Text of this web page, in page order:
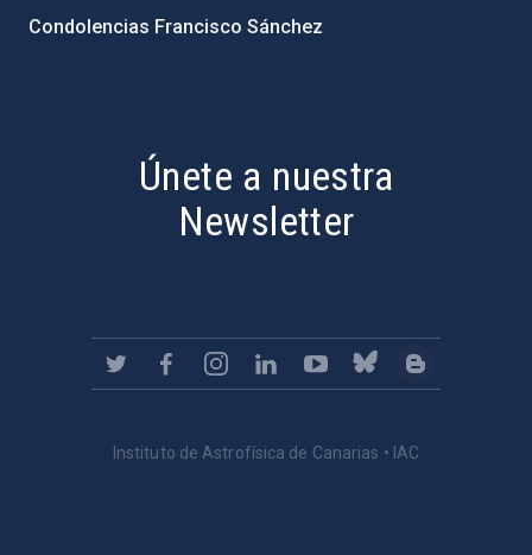
Condolencias Francisco Sánchez
Únete a nuestra
Newsletter
Instituto de Astrofísica de Canarias • IAC